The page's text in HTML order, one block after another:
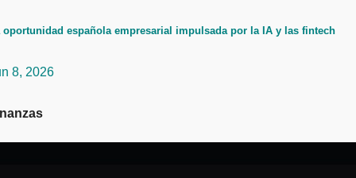
oportunidad española empresarial impulsada por la IA y las fintech
8, 2026